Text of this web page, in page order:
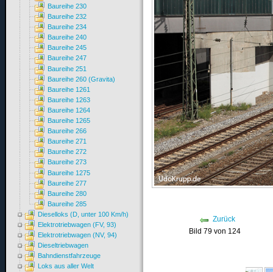
Zurück
Bild 79 von 124
Baureihe 230
Baureihe 232
Baureihe 234
Baureihe 240
Baureihe 245
Baureihe 247
Baureihe 251
Baureihe 260 (Gravita)
Baureihe 1261
Baureihe 1263
Baureihe 1264
Baureihe 1265
Baureihe 266
Baureihe 271
Baureihe 272
Baureihe 273
Baureihe 1275
Baureihe 277
Baureihe 280
Baureihe 285
Dieselloks (D, unter 100 Km/h)
Elektrotriebwagen (FV, 93)
Elektrotriebwagen (NV, 94)
Dieseltriebwagen
Bahndienstfahrzeuge
Loks aus aller Welt